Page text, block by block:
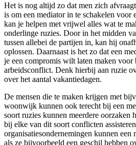
Het is nog altijd zo dat men zich
is om een mediator in te schakelen voor
kan je helpen met vrijwel alles wat te
onderlinge ruzies. Door in het midden
tussen allebei de partijen in, kan hij
oplossen. Daarnaast is het zo dat een
je een compromis wilt laten maken voor
arbeidsconflict. Denk hierbij aan ruzie
over het aantal vakantiedagen.
De mensen die te maken krijgen met
woonwijk kunnen ook terecht bij een
soort ruzies kunnen meerdere oorzaken
bij elke van dit soort conflicten
organisatiesondernemingen kunnen een
als ze bijvoorbeeld een geschil hebben